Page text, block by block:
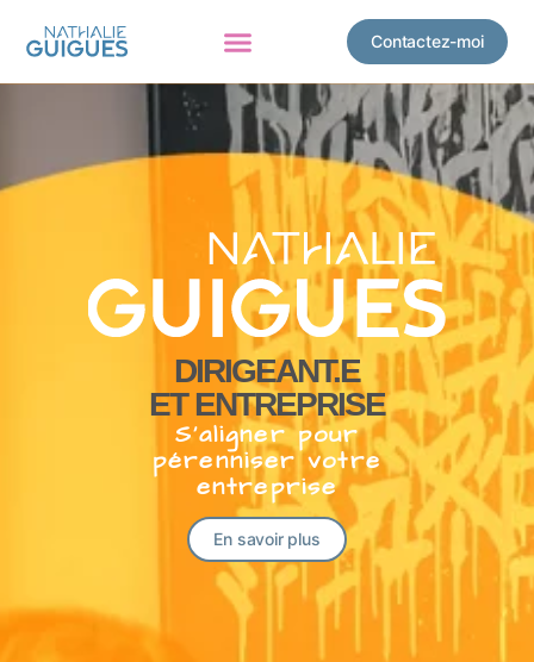
Contactez-moi
DIRIGEANT.E
ET ENTREPRISE
S’aligner pour
pérenniser votre
entreprise
En savoir plus